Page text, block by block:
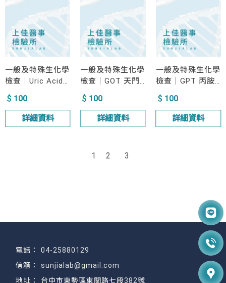
一般及特殊生化學
檢查｜Uric Acid
尿酸
$ 100
詳細資料
一般及特殊生化學
檢查｜GOT 天門
冬胺酸轉胺酶
$ 100
詳細資料
一般及特殊生化學
檢查｜GPT 丙胺
酸轉胺酶
$ 100
詳細資料
1 2 3
04-25880129
sunjialab@gmail.com
台中市東勢區東關路七段382號